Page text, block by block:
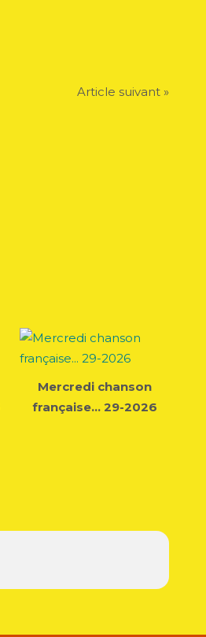
Article suivant »
Mercredi chanson
française... 29-2026